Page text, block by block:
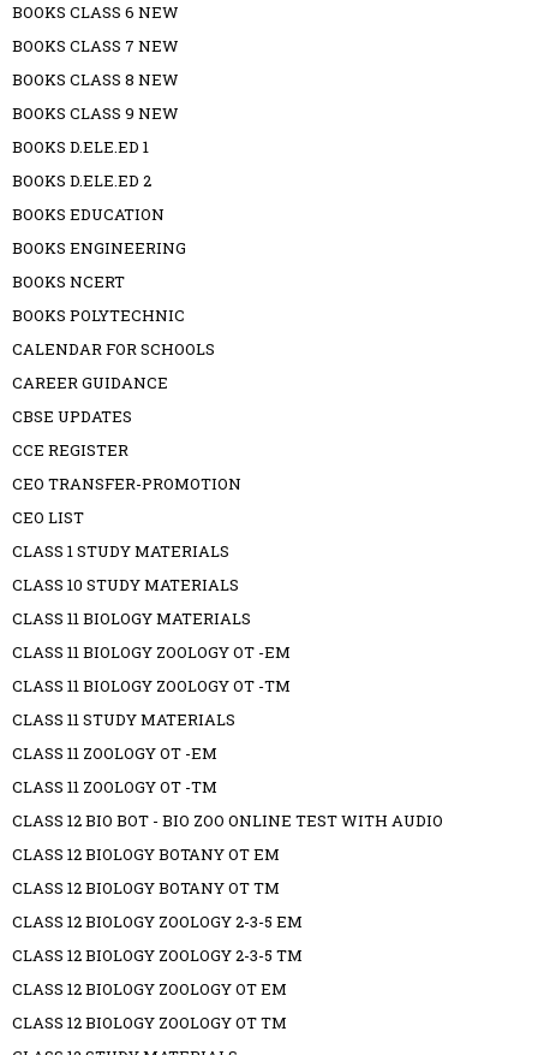
BOOKS CLASS 6 NEW
BOOKS CLASS 7 NEW
BOOKS CLASS 8 NEW
BOOKS CLASS 9 NEW
BOOKS D.ELE.ED 1
BOOKS D.ELE.ED 2
BOOKS EDUCATION
BOOKS ENGINEERING
BOOKS NCERT
BOOKS POLYTECHNIC
CALENDAR FOR SCHOOLS
CAREER GUIDANCE
CBSE UPDATES
CCE REGISTER
CEO TRANSFER-PROMOTION
CEO LIST
CLASS 1 STUDY MATERIALS
CLASS 10 STUDY MATERIALS
CLASS 11 BIOLOGY MATERIALS
CLASS 11 BIOLOGY ZOOLOGY OT -EM
CLASS 11 BIOLOGY ZOOLOGY OT -TM
CLASS 11 STUDY MATERIALS
CLASS 11 ZOOLOGY OT -EM
CLASS 11 ZOOLOGY OT -TM
CLASS 12 BIO BOT - BIO ZOO ONLINE TEST WITH AUDIO
CLASS 12 BIOLOGY BOTANY OT EM
CLASS 12 BIOLOGY BOTANY OT TM
CLASS 12 BIOLOGY ZOOLOGY 2-3-5 EM
CLASS 12 BIOLOGY ZOOLOGY 2-3-5 TM
CLASS 12 BIOLOGY ZOOLOGY OT EM
CLASS 12 BIOLOGY ZOOLOGY OT TM